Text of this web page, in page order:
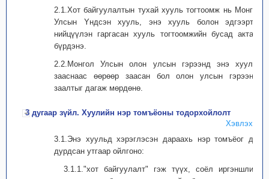
2.1.Хот байгуулалтын тухай хууль тогтоомж нь Монгол
Улсын Yндсэн хууль, энэ хууль болон эдгээртэй
нийцүүлэн гаргасан хууль тогтоомжийн бусад актаас
бүрдэнэ.
2.2.Монгол Улсын олон улсын гэрээнд энэ хуульд
зааснаас өөрөөр заасан бол олон улсын гэрээний
заалтыг дагаж мөрдөнө.
3 дугаар зүйл. Хуулийн нэр томъёоны тодорхойлолт
Хэвлэх
3.1.Энэ хуульд хэрэглэсэн дараахь нэр томъёог дор
дурдсан утгаар ойлгоно:
3.1.1."хот байгуулалт" гэж түүх, соёл иргэншлийн